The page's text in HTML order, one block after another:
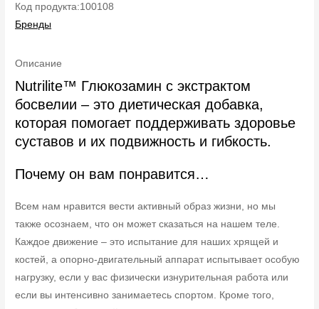
Код продукта:100108
Бренды
Описание
Nutrilite™ Глюкозамин с экстрактом
босвелии – это диетическая добавка,
которая помогает поддерживать здоровье
суставов и их подвижность и гибкость.
Почему он вам понравится…
Всем нам нравится вести активный образ жизни, но мы
также осознаем, что он может сказаться на нашем теле.
Каждое движение – это испытание для наших хрящей и
костей, а опорно-двигательный аппарат испытывает особую
нагрузку, если у вас физически изнурительная работа или
если вы интенсивно занимаетесь спортом. Кроме того,